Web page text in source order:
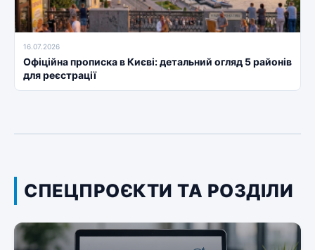
16.07.2026
Офіційна прописка в Києві: детальний огляд 5 районів
для реєстрації
СПЕЦПРОЄКТИ ТА РОЗДІЛИ